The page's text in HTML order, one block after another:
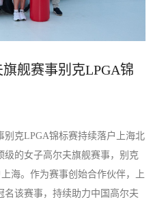
舰赛事别克LPGA锦
别克LPGA锦标赛持续落户上海北
级的女子高尔夫旗舰赛事，别克
海。作为赛事创始合作伙伴，上
名该赛事，持续助力中国高尔夫